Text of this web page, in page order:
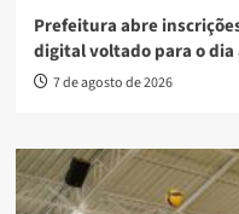
Prefeitura abre
digital voltado para o dia
7 de agosto de 2026